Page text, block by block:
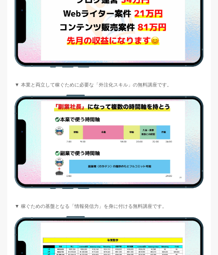
▼ 本業と両立して稼ぐために必要な「外注化スキル」の無料講座です。
▼ 稼ぐための基盤となる「情報発信力」を身に付ける無料講座です。